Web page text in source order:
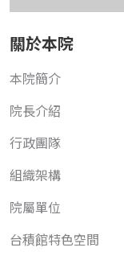
關於本院
本院簡介
院長介紹
行政團隊
組織架構
院屬單位
台積館特色空間